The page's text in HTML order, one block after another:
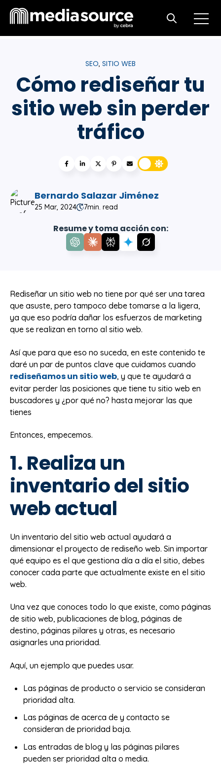
Open
Open search
SEO, SITIO WEB
Cómo rediseñar tu
sitio web sin perder
tráfico
Bernardo Salazar Jiménez
25 Mar, 2024 7min. read
Resume y toma acción con:
Rediseñar un sitio web no tiene por qué ser una tarea
que asuste, pero tampoco debe tomarse a la ligera,
ya que eso podría dañar los esfuerzos de marketing
que se realizan en torno al sitio web.
Así que para que eso no suceda, en este contenido te
daré un par de puntos clave que cuidamos cuando
rediseñamos un sitio web, y que te ayudará a
evitar perder las posiciones que tiene tu sitio web en
buscadores y ¿por qué no? hasta mejorar las que
tienes
Entonces, empecemos.
1. Realiza un
inventario del sitio
web actual
Un inventario del sitio web actual ayudará a
dimensionar el proyecto de rediseño web. Sin importar
qué equipo es el que gestiona día a día el sitio, debes
conocer cada parte que actualmente existe en el sitio
web.
Una vez que conoces todo lo que existe, como páginas
de sitio web, publicaciones de blog, páginas de
destino, páginas pilares y otras, es necesario
asignarles una prioridad.
Aquí, un ejemplo que puedes usar.
Las páginas de producto o servicio se consideran
prioridad alta.
Las páginas de acerca de y contacto se
consideran de prioridad baja.
Las entradas de blog y las páginas pilares
pueden ser prioridad alta o media.